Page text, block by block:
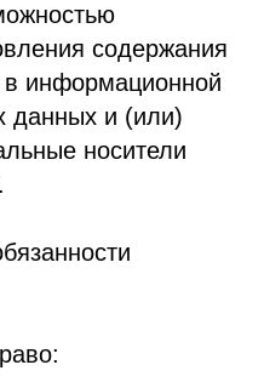
содержания
информационной
данных и (или)
носители